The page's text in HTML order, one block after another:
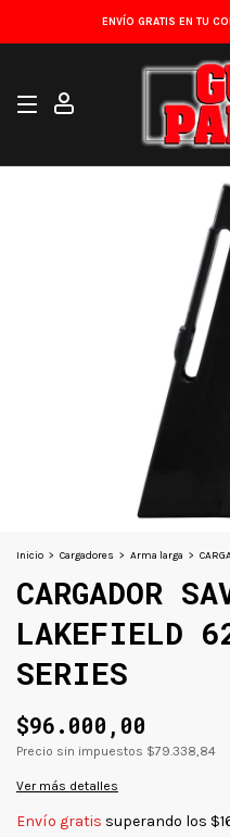
ENVÍO GRATIS EN TU
Inicio > Cargadores > Arma larga >
CARGADOR
LAKEFIELD
SERIES
$96.000,00
Precio sin impuestos $79.338,84
Ver más detalles
Envío gratis superando los